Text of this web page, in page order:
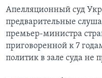
Апелляционный суд
предварительные
премьер-министра
приговоренной к 7
политик в зале суда не